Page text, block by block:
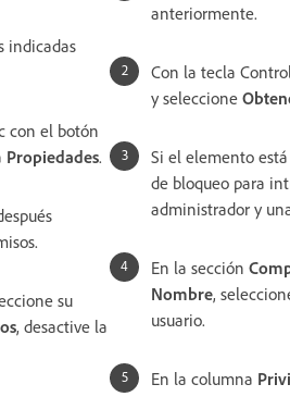
indicadas
con el botón
Propiedades.
su
, desactive la
anteriormente.
Con la tecla
y seleccione
Si el elemento
de bloqueo para
administrador y
En la sección
Nombre,
usuario.
En la columna